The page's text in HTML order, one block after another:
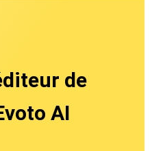
de
AI